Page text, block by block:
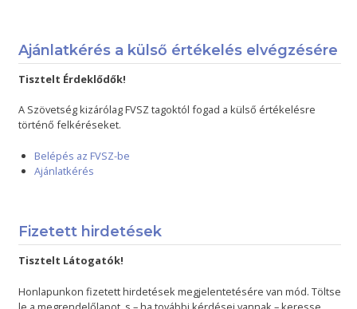
Ajánlatkérés a külső értékelés elvégzésére
Tisztelt Érdeklődők!
A Szövetség kizárólag FVSZ tagoktól fogad a külső értékelésre
történő felkéréseket.
Belépés az FVSZ-be
Ajánlatkérés
Fizetett hirdetések
Tisztelt Látogatók!
Honlapunkon fizetett hirdetések megjelentetésére van mód. Töltse